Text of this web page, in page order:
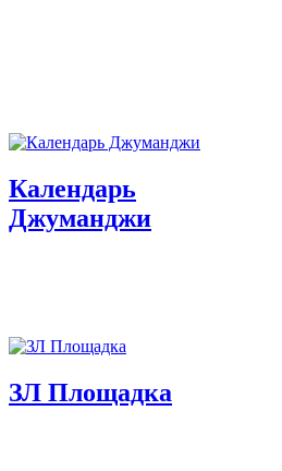
Календарь
Джуманджи
ЗЛ Площадка